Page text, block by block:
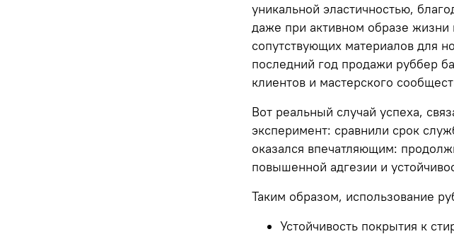
уникальной эластичностью,
даже при активном образе
сопутствующих материалов для
последний год продажи руббер
клиентов и мастерского
Вот реальный случай успеха,
эксперимент: сравнили срок
оказался впечатляющим:
повышенной адгезии и
Таким образом, использование
Устойчивость покрытия к